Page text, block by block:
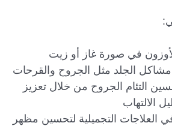
في صورة غاز أو زيت
الجلد مثل الجروح والقرحات
التئام الجروح من خلال تعزيز
الالتهاب
العلاجات التجميلية لتحسين مظهر